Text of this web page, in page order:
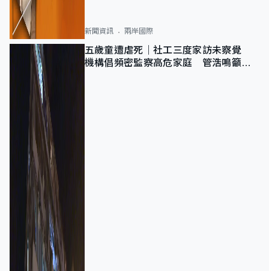
新聞資訊 兩岸國際
五歲童遭虐死｜社工三度家訪未察覺
機構倡頻密監察高危家庭 管浩鳴籲加